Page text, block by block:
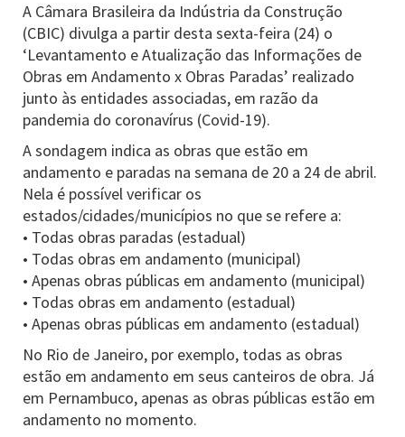
A Câmara Brasileira da Indústria da Construção
(CBIC) divulga a partir desta sexta-feira (24) o
‘Levantamento e Atualização das Informações de
Obras em Andamento x Obras Paradas’ realizado
junto às entidades associadas, em razão da
pandemia do coronavírus (Covid-19).
A sondagem indica as obras que estão em
andamento e paradas na semana de 20 a 24 de abril.
Nela é possível verificar os
estados/cidades/municípios no que se refere a:
• Todas obras paradas (estadual)
• Todas obras em andamento (municipal)
• Apenas obras públicas em andamento (municipal)
• Todas obras em andamento (estadual)
• Apenas obras públicas em andamento (estadual)
No Rio de Janeiro, por exemplo, todas as obras
estão em andamento em seus canteiros de obra. Já
em Pernambuco, apenas as obras públicas estão em
andamento no momento.